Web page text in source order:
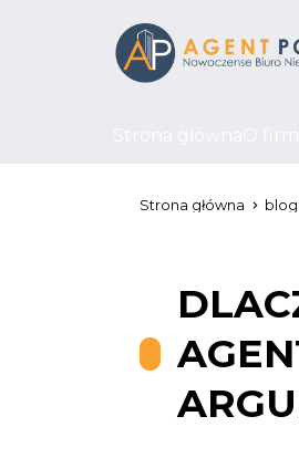
Strona główna blog